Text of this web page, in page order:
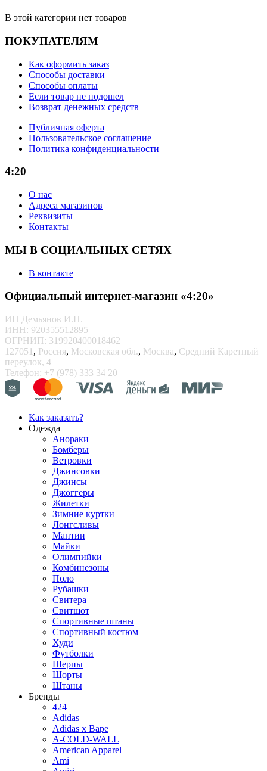
В этой категории нет товаров
ПОКУПАТЕЛЯМ
Как оформить заказ
Способы доставки
Способы оплаты
Если товар не подошел
Возврат денежных средств
Публичная оферта
Пользовательское соглашение
Политика конфиденциальности
4:20
О нас
Адреса магазинов
Реквизиты
Контакты
МЫ В СОЦИАЛЬНЫХ СЕТЯХ
В контакте
Официальный интернет-магазин «4:20»
ИП Демьянов И.Н.
ИНН: 920355512895
ОГРНИП: 319920400018462
127051 , Россия, Московская обл., Москва, Средний Каретный
переулок, 4
Телефон: +7 (978) 333 34 20
Как заказать?
Одежда
Анораки
Бомберы
Ветровки
Джинсовки
Джинсы
Джоггеры
Жилетки
Зимние куртки
Лонгсливы
Мантии
Майки
Олимпийки
Комбинезоны
Поло
Рубашки
Свитера
Свитшот
Спортивные штаны
Спортивный костюм
Худи
Футболки
Шерпы
Шорты
Штаны
Бренды
424
Adidas
Adidas x Bape
A-COLD-WALL
American Apparel
Ami